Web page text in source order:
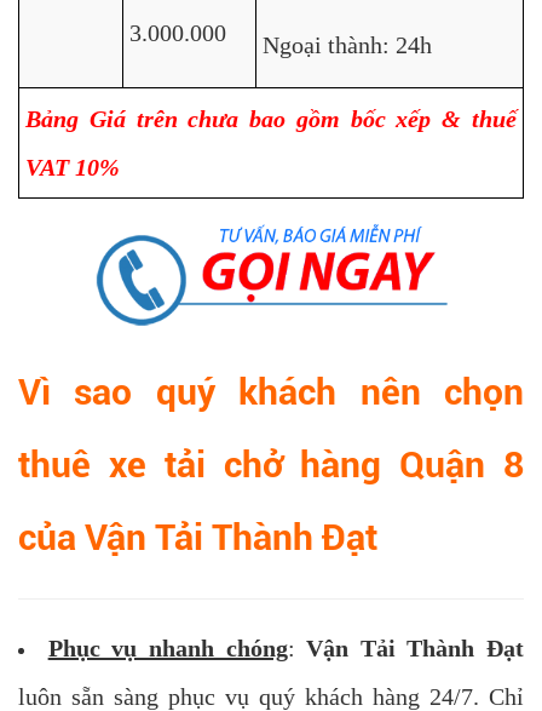
3.000.000
Ngoại thành: 24h
Bảng Giá trên chưa bao gồm bốc xếp & thuế
VAT 10%
Vì sao quý khách nên chọn
thuê xe tải chở hàng Quận 8
của Vận Tải Thành Đạt
Phục vụ nhanh chóng:Vận Tải Thành Đạt
luôn sẵn sàng phục vụ quý khách hàng 24/7. Chỉ